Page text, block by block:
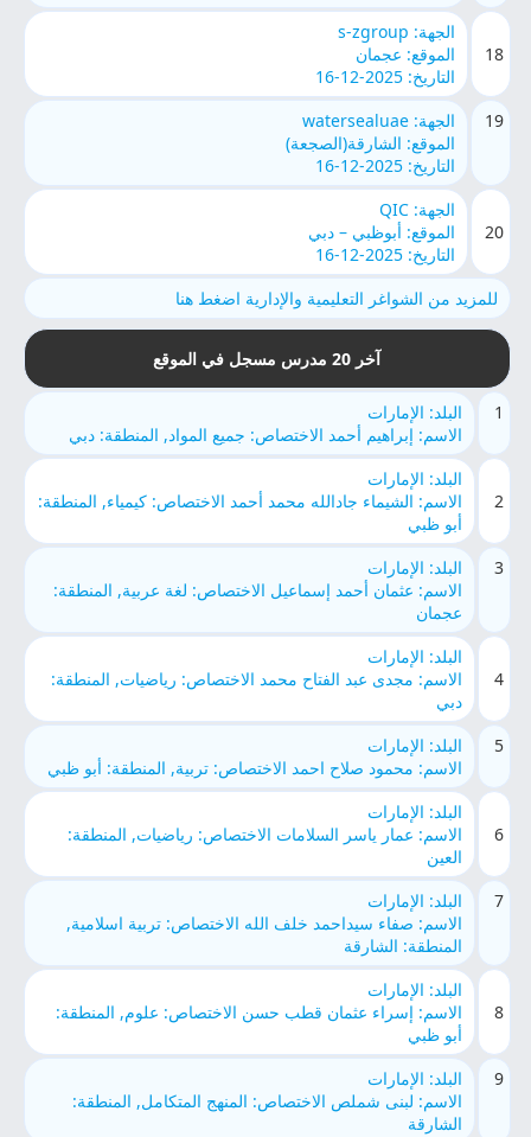
18
الجهة: s-zgroup
الموقع: عجمان
التاريخ: 2025-12-16
19
الجهة: watersealuae
الموقع: الشارقة(الصجعة)
التاريخ: 2025-12-16
20
الجهة: QIC
الموقع: أبوظبي – دبي
التاريخ: 2025-12-16
للمزيد من الشواغر التعليمية والإدارية اضغط هنا
آخر 20 مدرس مسجل في الموقع
1
البلد: الإمارات
الاسم: إبراهيم أحمد الاختصاص: جميع المواد, المنطقة: دبي
2
البلد: الإمارات
الاسم: الشيماء جادالله محمد أحمد الاختصاص: كيمياء, المنطقة:
أبو ظبي
3
البلد: الإمارات
الاسم: عثمان أحمد إسماعيل الاختصاص: لغة عربية, المنطقة:
عجمان
4
البلد: الإمارات
الاسم: مجدى عبد الفتاح محمد الاختصاص: رياضيات, المنطقة:
دبي
5
البلد: الإمارات
الاسم: محمود صلاح احمد الاختصاص: تربية, المنطقة: أبو ظبي
6
البلد: الإمارات
الاسم: عمار ياسر السلامات الاختصاص: رياضيات, المنطقة:
العين
7
البلد: الإمارات
الاسم: صفاء سيداحمد خلف الله الاختصاص: تربية اسلامية,
المنطقة: الشارقة
8
البلد: الإمارات
الاسم: إسراء عثمان قطب حسن الاختصاص: علوم, المنطقة:
أبو ظبي
9
البلد: الإمارات
الاسم: لبنى شملص الاختصاص: المنهج المتكامل, المنطقة:
الشارقة